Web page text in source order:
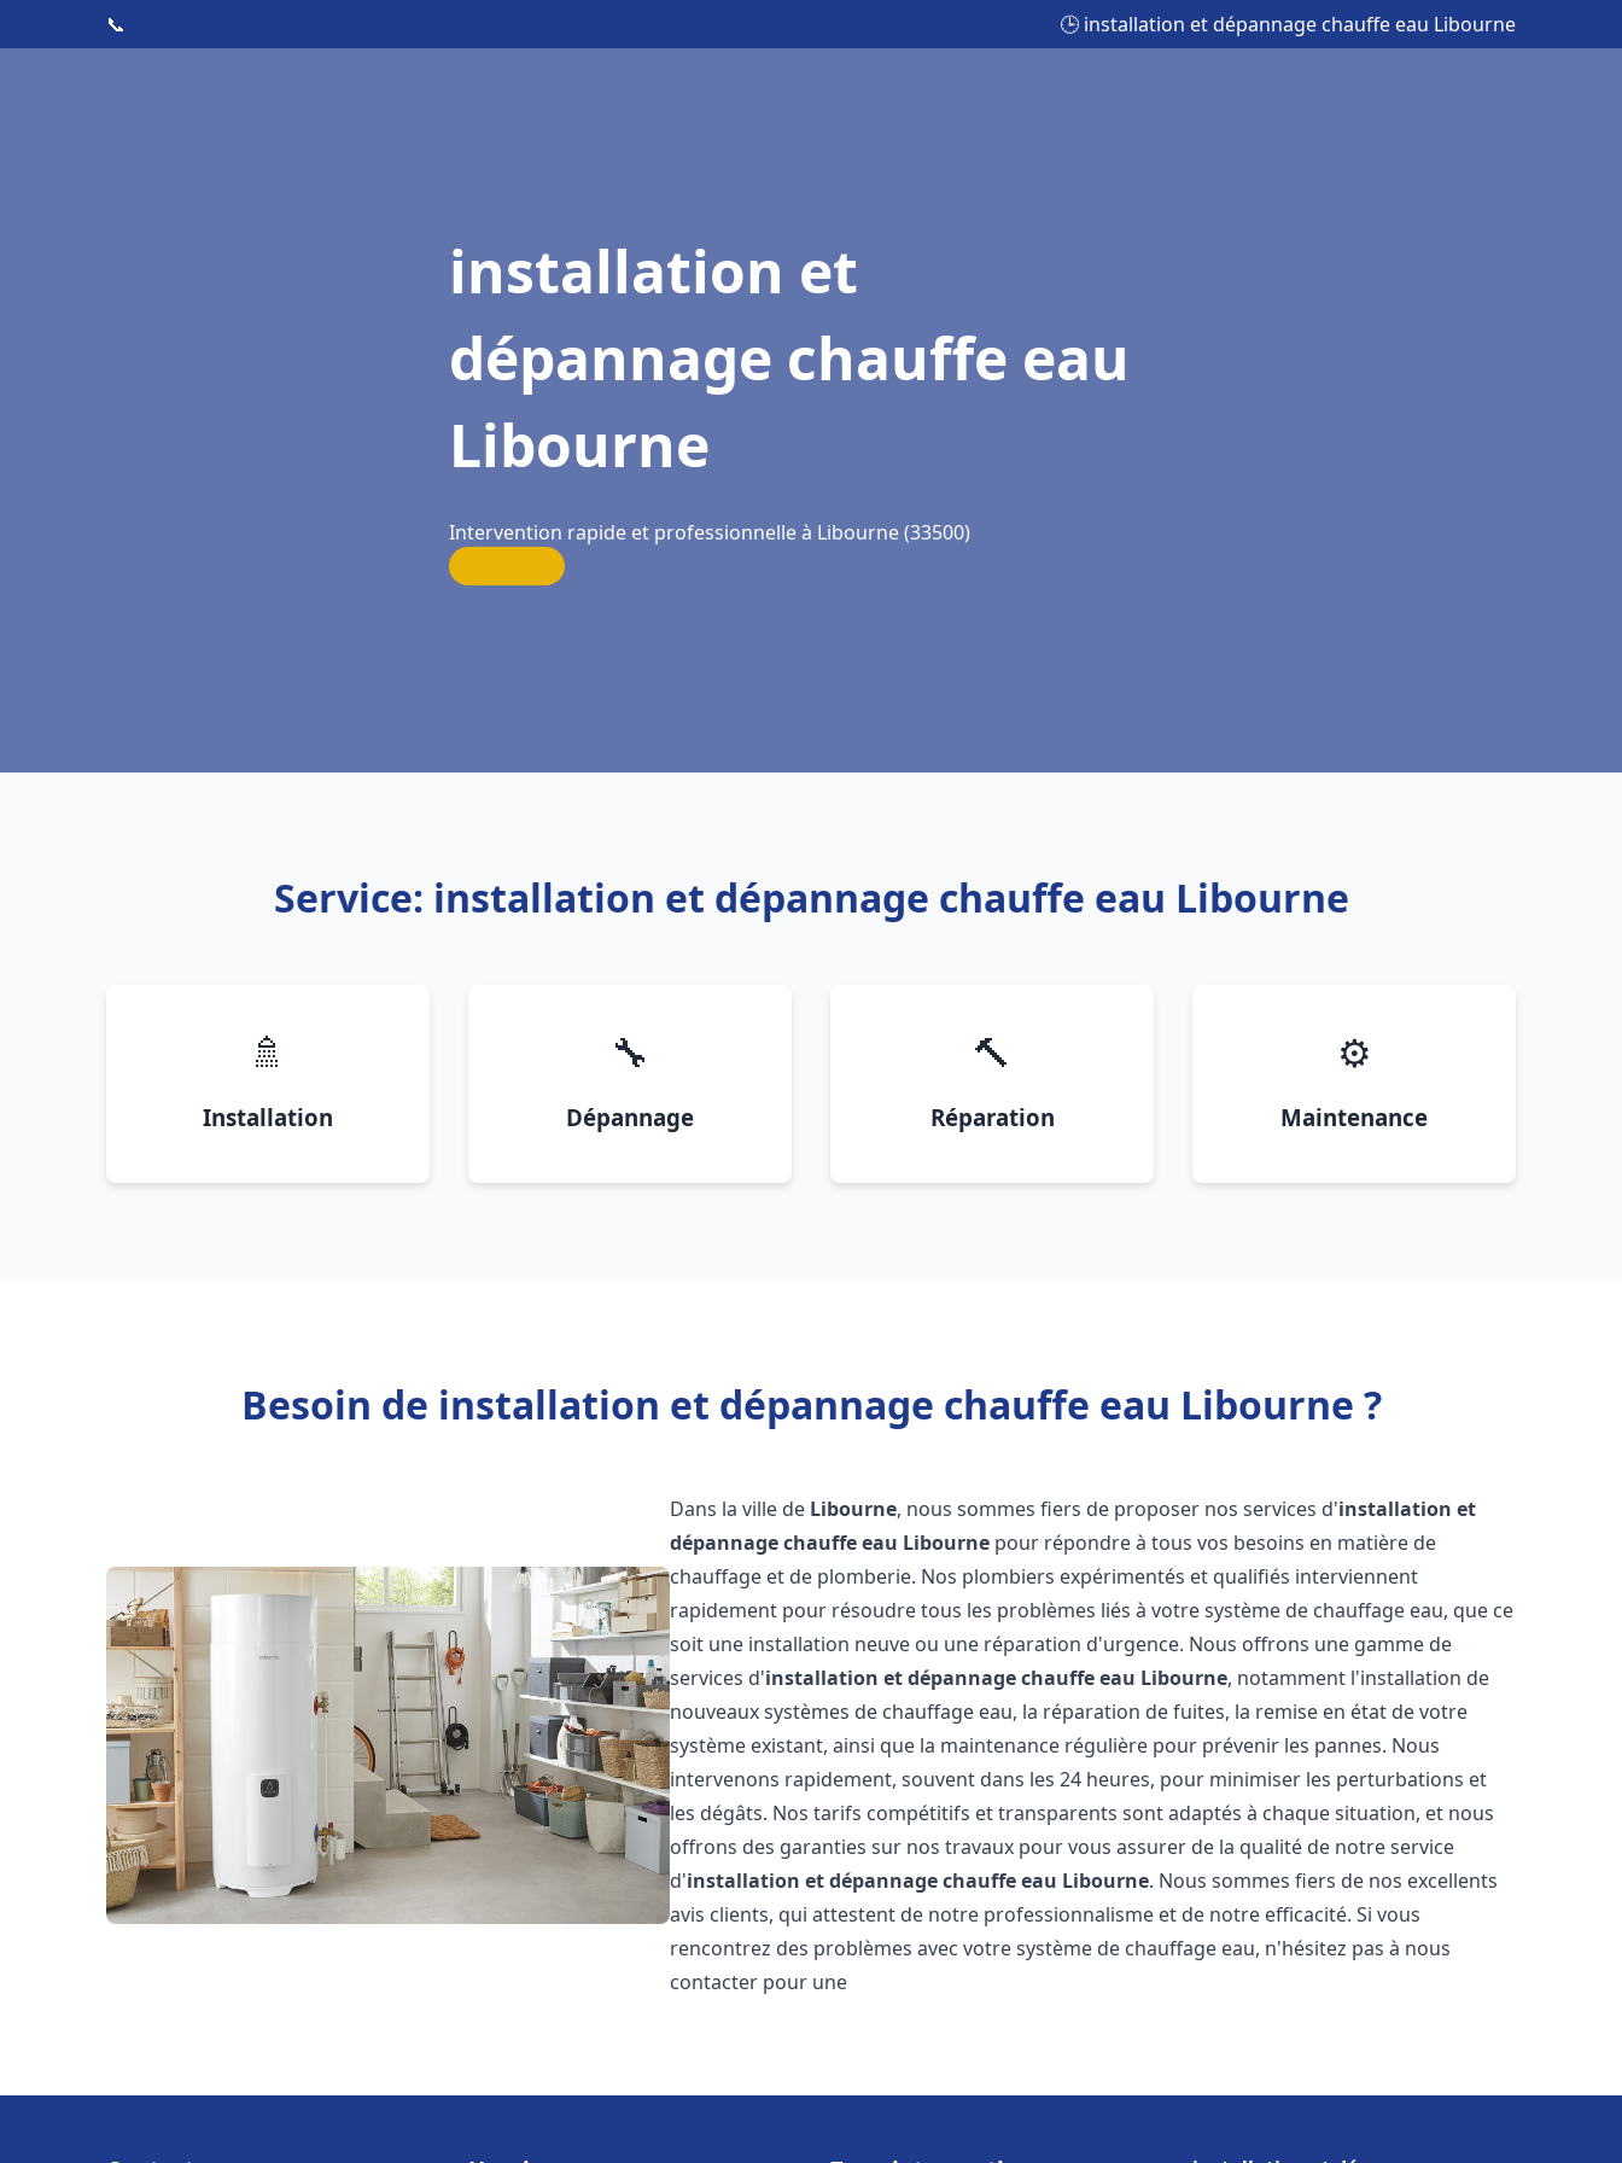
📞 🕒 installation et dépannage chauffe eau Libourne
installation et
dépannage chauffe eau
Libourne
Intervention rapide et professionnelle à Libourne (33500)
Service: installation et dépannage chauffe eau Libourne
🚿
Installation
🔧
Dépannage
🔨
Réparation
⚙️
Maintenance
Besoin de installation et dépannage chauffe eau Libourne ?
Dans la ville de Libourne, nous sommes fiers de proposer nos services d'installation et
dépannage chauffe eau Libourne pour répondre à tous vos besoins en matière de
chauffage et de plomberie. Nos plombiers expérimentés et qualifiés interviennent
rapidement pour résoudre tous les problèmes liés à votre système de chauffage eau, que ce
soit une installation neuve ou une réparation d'urgence. Nous offrons une gamme de
services d'installation et dépannage chauffe eau Libourne, notamment l'installation de
nouveaux systèmes de chauffage eau, la réparation de fuites, la remise en état de votre
système existant, ainsi que la maintenance régulière pour prévenir les pannes. Nous
intervenons rapidement, souvent dans les 24 heures, pour minimiser les perturbations et
les dégâts. Nos tarifs compétitifs et transparents sont adaptés à chaque situation, et nous
offrons des garanties sur nos travaux pour vous assurer de la qualité de notre service
d'installation et dépannage chauffe eau Libourne. Nous sommes fiers de nos excellents
avis clients, qui attestent de notre professionnalisme et de notre efficacité. Si vous
rencontrez des problèmes avec votre système de chauffage eau, n'hésitez pas à nous
contacter pour une